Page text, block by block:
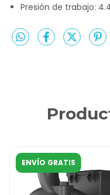
Presión de trabajo:
ENVÍO GRATIS